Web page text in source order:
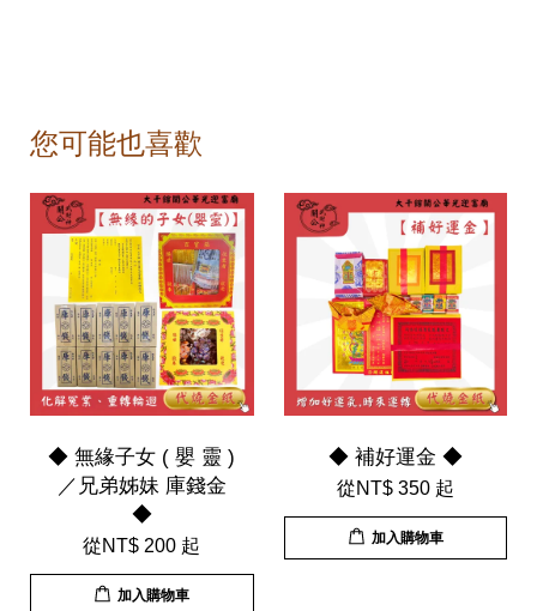
您可能也喜歡
◆ 無緣子女 ( 嬰 靈 )
／兄弟姊妹 庫錢金
◆
從NT$ 200 起
加入購物車
◆ 補好運金 ◆
從NT$ 350 起
加入購物車